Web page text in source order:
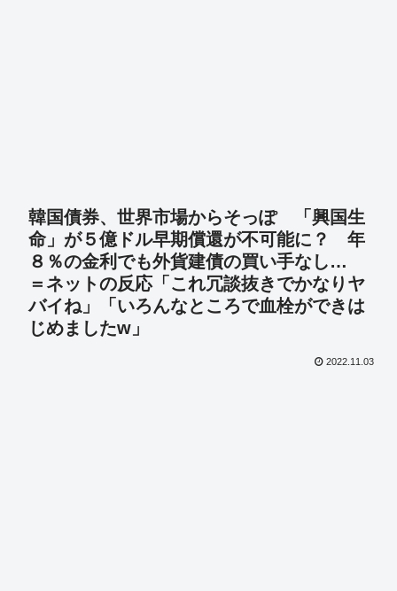
韓国債券、世界市場からそっぽ 「興国生
命」が５億ドル早期償還が不可能に？ 年
８％の金利でも外貨建債の買い手なし…
＝ネットの反応「これ冗談抜きでかなりヤ
バイね」「いろんなところで血栓ができは
じめましたw」
2022.11.03